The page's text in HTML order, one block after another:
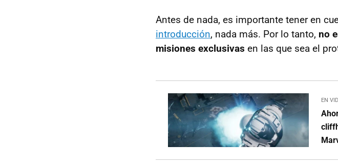
Antes de nada, es importante tener en
introducción, nada más. Por lo tanto, no
misiones exclusivas en las que sea el
EN